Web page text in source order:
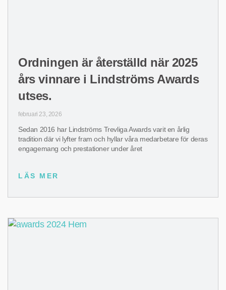
Ordningen är återställd när 2025
års vinnare i Lindströms Awards
utses.
februari 23, 2026
Sedan 2016 har Lindströms Trevliga Awards varit en årlig
tradition där vi lyfter fram och hyllar våra medarbetare för deras
engagemang och prestationer under året
LÄS MER